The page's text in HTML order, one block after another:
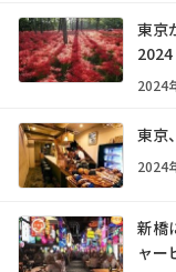
東京
2024
2024
東京
2024
新橋
ャー